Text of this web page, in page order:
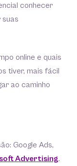
conhecer
suas
online e quais
tiver, mais fácil
ao caminho
Google Ads,
Advertising.